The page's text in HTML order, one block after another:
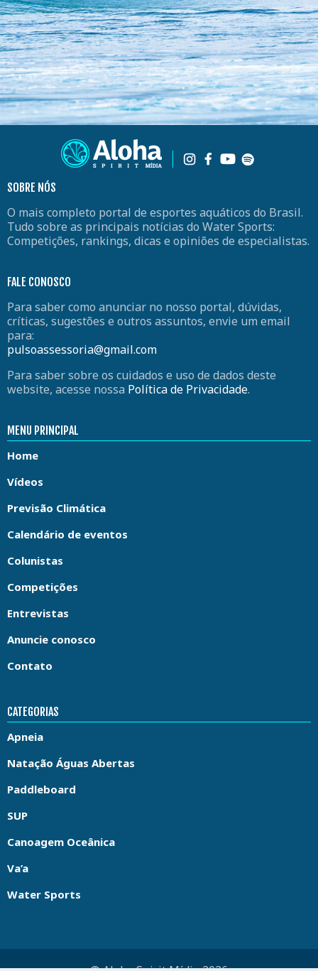
SOBRE NÓS
O mais completo portal de esportes aquáticos do Brasil.
Tudo sobre as principais notícias do Water Sports:
Competições, rankings, dicas e opiniões de especialistas.
FALE CONOSCO
Para saber como anunciar no nosso portal, dúvidas,
críticas, sugestões e outros assuntos, envie um email
para:
pulsoassessoria@gmail.com
Para saber sobre os cuidados e uso de dados deste
website, acesse nossa Política de Privacidade.
MENU PRINCIPAL
Home
Vídeos
Previsão Climática
Calendário de eventos
Colunistas
Competições
Entrevistas
Anuncie conosco
Contato
CATEGORIAS
Apneia
Natação Águas Abertas
Paddleboard
SUP
Canoagem Oceânica
Va’a
Water Sports